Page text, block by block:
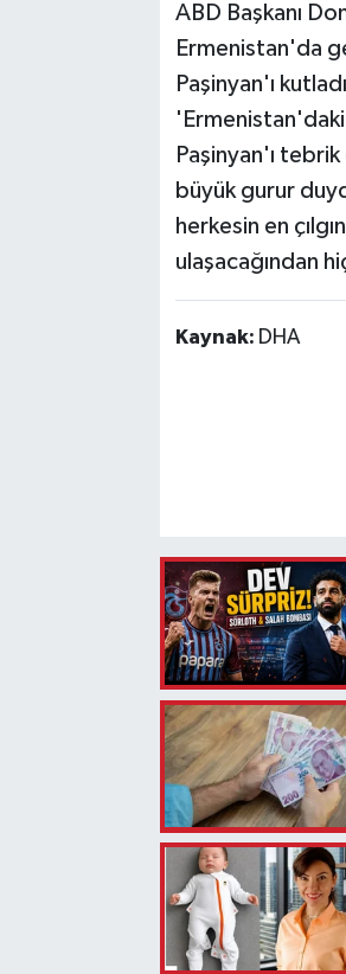
ABD Başkanı
Ermenistan'da
Paşinyan'ı
Paşinyan'ı
büyük gurur
herkesin en
ulaşacağından
Kaynak: DHA